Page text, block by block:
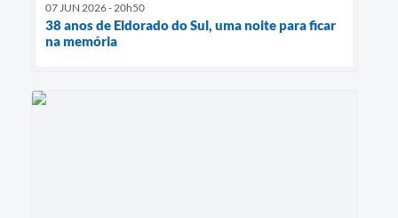
07 JUN 2026 - 20h50
38 anos de Eldorado do Sul, uma noite para ficar
na memória